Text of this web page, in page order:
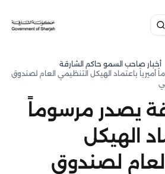
أخبار صاحب السمو حاكم الشارقة
أميرياً باعتماد الهيكل التنظيمي العام لصندوق
يصدر مرسوماً
الهيكل
لصندوق